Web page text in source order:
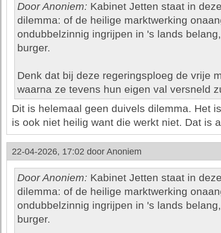
Door Anoniem: Kabinet Jetten staat in
dilemma: of de heilige marktwerking
ondubbelzinnig ingrijpen in 's lands
burger.
Denk dat bij deze regeringsploeg de vrije
waarna ze tevens hun eigen val versneld
Dit is helemaal geen duivels dilemma. Het
is ook niet heilig want die werkt niet. Dat is
22-04-2026, 17:02 door Anoniem
Door Anoniem: Kabinet Jetten staat in
dilemma: of de heilige marktwerking
ondubbelzinnig ingrijpen in 's lands
burger.